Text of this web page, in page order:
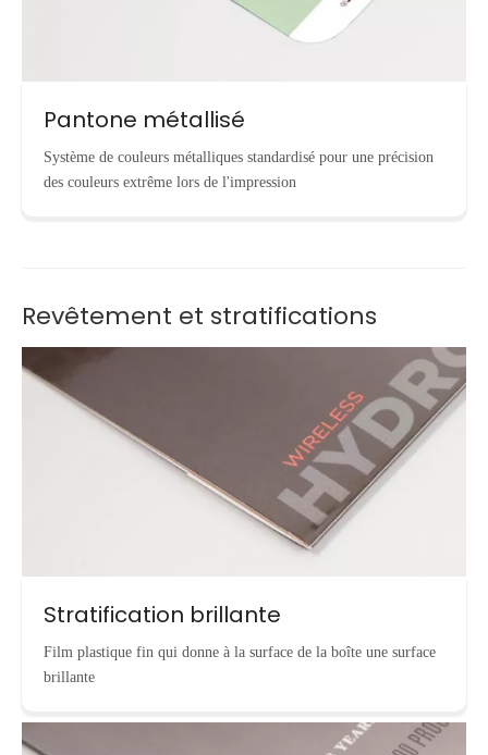
Pantone métallisé
Système de couleurs métalliques standardisé pour une précision
des couleurs extrême lors de l'impression
Revêtement et stratifications
Stratification brillante
Film plastique fin qui donne à la surface de la boîte une surface
brillante